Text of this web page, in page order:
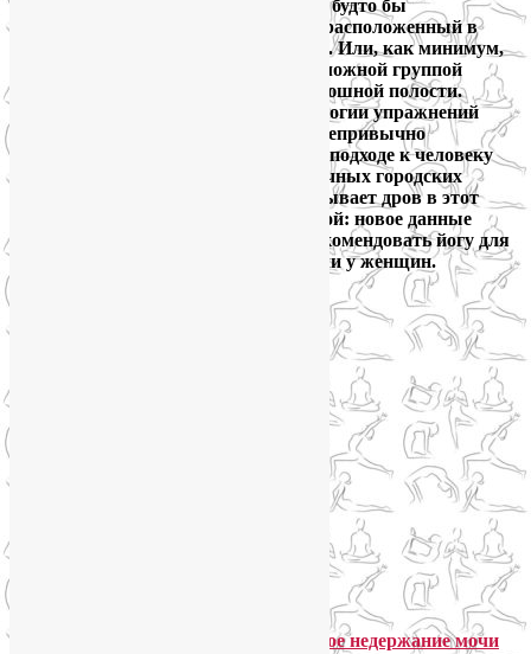
укреплении мыщц тазового дна. Как будто бы
энергетический центр, традиционно расположенный в
абдоминальной зоне, сместился ниже. Или, как минимум,
разделил свой особенный статус со сложной группой
мышц, поддерживающих органы брюшной полости.
Широкое распространение в гинекологии упражнений
Кегеля тоже способствует тому, что непривычно
холистическая в своем комплексном подходе к человеку
йога прижилась среди материалистичных городских
женщин. И наука постоянно подбрасывает дров в этот
костер повсеместного увлечения йогой: новое данные
американских ученых позволяют рекомендовать йогу для
лечения стрессового недержания мочи у женщин.
Стрессовое недержание мочи